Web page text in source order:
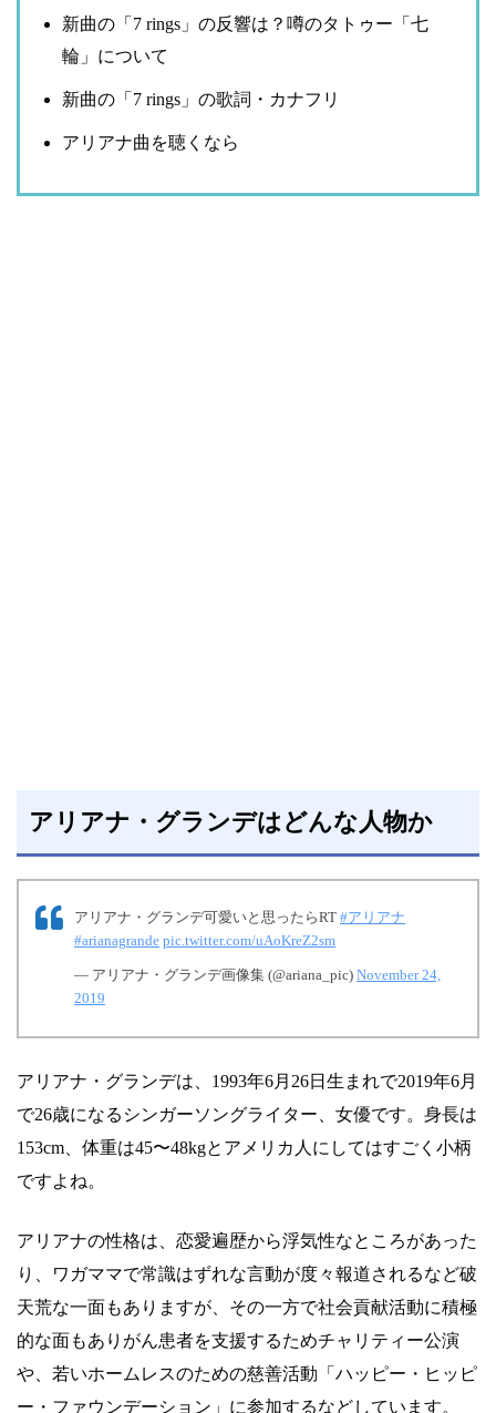
新曲の「7 rings」の反響は？噂のタトゥー「七
輪」について
新曲の「7 rings」の歌詞・カナフリ
アリアナ曲を聴くなら
アリアナ・グランデはどんな人物か
アリアナ・グランデ可愛いと思ったらRT #アリアナ
#arianagrande pic.twitter.com/uAoKreZ2sm
— アリアナ・グランデ画像集 (@ariana_pic) November 24,
2019
アリアナ・グランデは、1993年6月26日生まれで2019年6月
で26歳になるシンガーソングライター、女優です。身長は
153cm、体重は45〜48kgとアメリカ人にしてはすごく小柄
ですよね。
アリアナの性格は、恋愛遍歴から浮気性なところがあった
り、ワガママで常識はずれな言動が度々報道されるなど破
天荒な一面もありますが、その一方で社会貢献活動に積極
的な面もありがん患者を支援するためチャリティー公演
や、若いホームレスのための慈善活動「ハッピー・ヒッピ
ー・ファウンデーション」に参加するなどしています。